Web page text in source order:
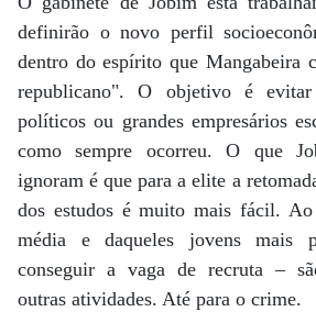
definirão o novo perfil
dentro do espírito que Mangabeira
republicano". O objetivo é
políticos ou grandes empresários
como sempre ocorreu. O que
ignoram é que para a elite a
dos estudos é muito mais fácil.
média e daqueles jovens mais
conseguir a vaga de recruta –
outras atividades. Até para o crime.